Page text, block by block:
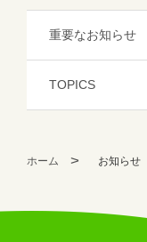
重要なお知らせ
TOPICS
ホーム お知らせ